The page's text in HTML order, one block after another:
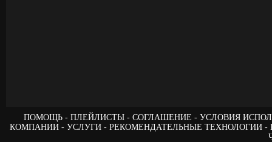
ПОМОЩЬ ПЛЕЙЛИСТЫ СОГЛАШЕНИЕ
УСЛОВИЯ
КОМПАНИИ
УСЛУГИ РЕКОМЕНДАТЕЛЬНЫЕ ТЕХНОЛОГИИ